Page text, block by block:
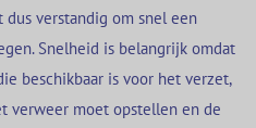
verstandig om snel een
Snelheid is belangrijk omdat
beschikbaar is voor het verzet,
verweer moet opstellen en de